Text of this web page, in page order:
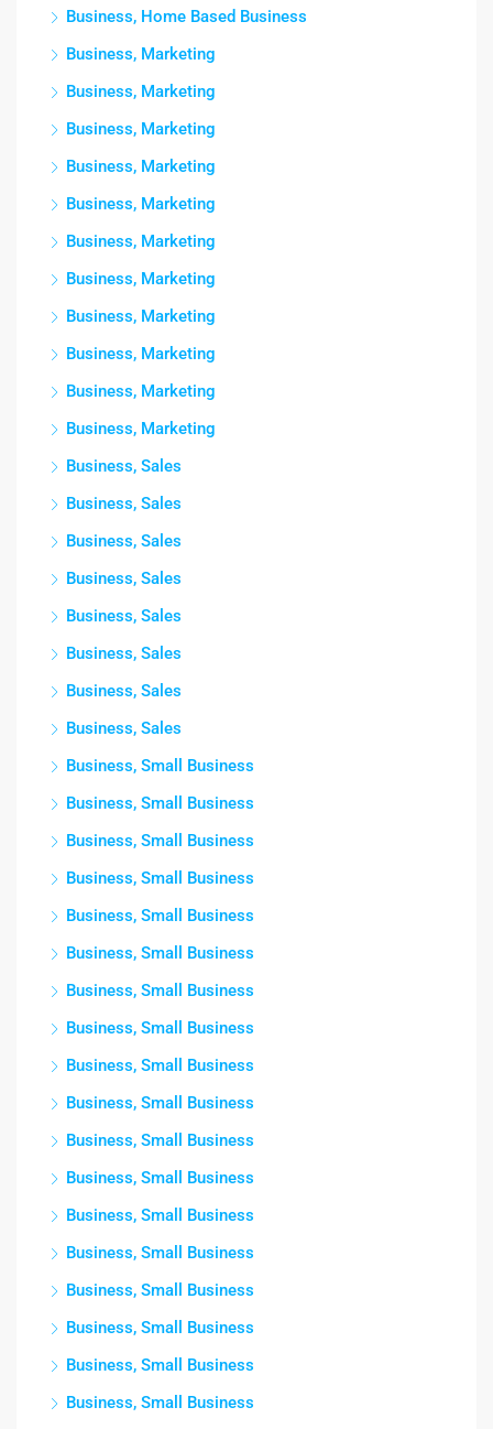
Business, Home Based Business
Business, Marketing
Business, Marketing
Business, Marketing
Business, Marketing
Business, Marketing
Business, Marketing
Business, Marketing
Business, Marketing
Business, Marketing
Business, Marketing
Business, Marketing
Business, Sales
Business, Sales
Business, Sales
Business, Sales
Business, Sales
Business, Sales
Business, Sales
Business, Sales
Business, Small Business
Business, Small Business
Business, Small Business
Business, Small Business
Business, Small Business
Business, Small Business
Business, Small Business
Business, Small Business
Business, Small Business
Business, Small Business
Business, Small Business
Business, Small Business
Business, Small Business
Business, Small Business
Business, Small Business
Business, Small Business
Business, Small Business
Business, Small Business